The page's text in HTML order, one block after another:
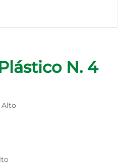
N. 4
Alto